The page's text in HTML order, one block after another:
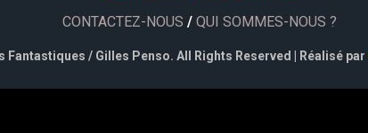
CONTACTEZ-NOUS / QUI SOMMES-NOUS ?
Fantastiques / Gilles Penso. All Rights Reserved | Réalisé par